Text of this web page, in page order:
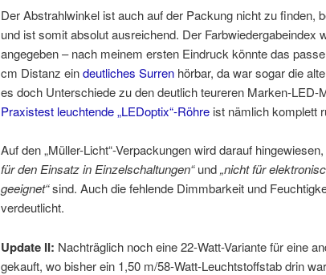
Der Abstrahlwinkel ist auch auf der Packung nicht zu finden,
und ist somit absolut ausreichend. Der Farbwiedergabeindex
angegeben – nach meinem ersten Eindruck könnte das
cm Distanz eindeutliches Surren hörbar, da war sogar die
es doch Unterschiede zu den deutlich teureren Marken-LED-
Praxistest leuchtende „LEDoptix“-Röhre ist nämlich komplett
Auf den „Müller-Licht“-Verpackungen wird darauf
für den Einsatz in Einzelschaltungen“und„nicht für
geeignet“sind. Auch die fehlende Dimmbarkeit und
verdeutlicht.
Update II: Nachträglich noch eine 22-Watt-Variante für eine
gekauft, wo bisher ein 1,50 m/58-Watt-Leuchtstoffstab drin